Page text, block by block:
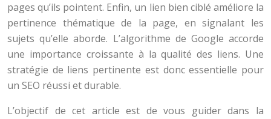
pages qu’ils pointent. Enfin, un lien bien ciblé améliore la
pertinence thématique de la page, en signalant les
sujets qu’elle aborde. L’algorithme de Google accorde
une importance croissante à la qualité des liens. Une
stratégie de liens pertinente est donc essentielle pour
un SEO réussi et durable.
L’objectif de cet article est de vous guider dans la